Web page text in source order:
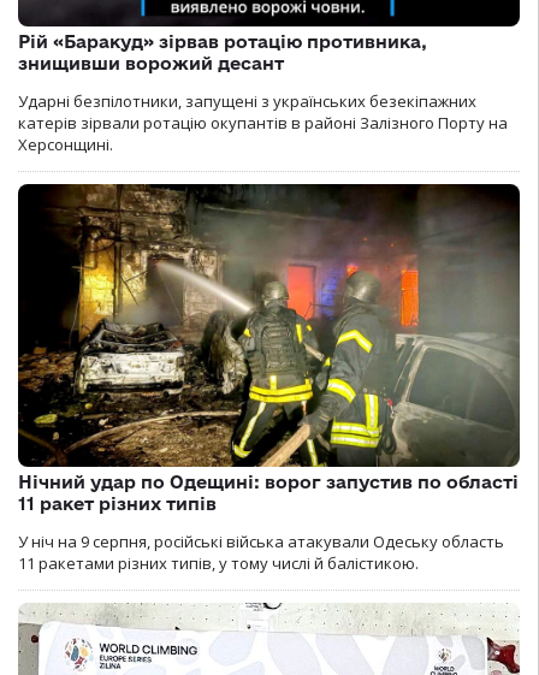
Рій «Баракуд» зірвав ротацію противника,
знищивши ворожий десант
Ударні безпілотники, запущені з українських безекіпажних
катерів зірвали ротацію окупантів в районі Залізного Порту на
Херсонщині.
Нічний удар по Одещині: ворог запустив по області
11 ракет різних типів
У ніч на 9 серпня, російські війська атакували Одеську область
11 ракетами різних типів, у тому числі й балістикою.